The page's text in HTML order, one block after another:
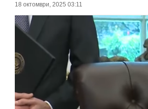
18 октомври, 2025 03:11